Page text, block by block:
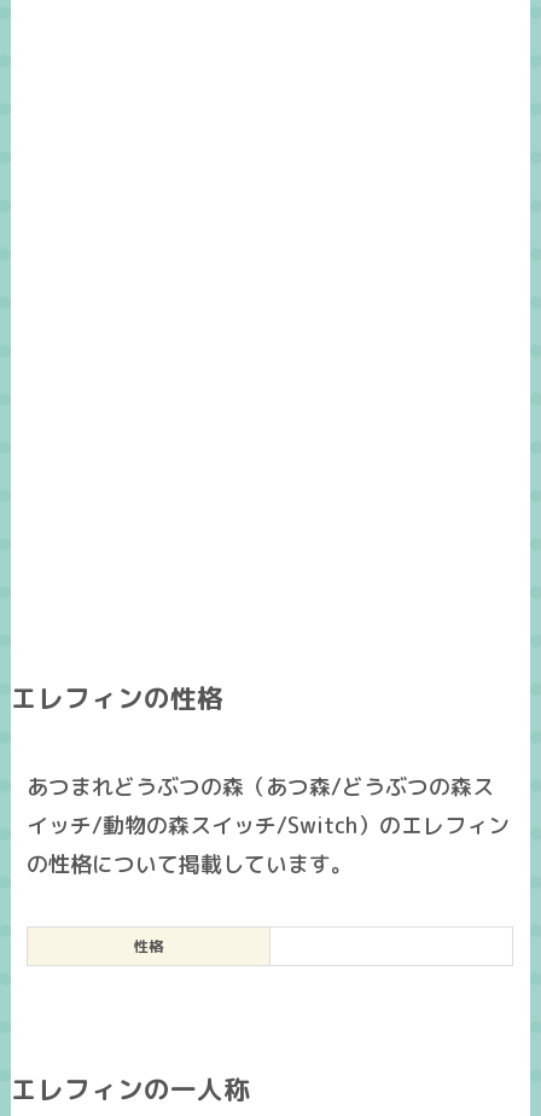
エレフィンの性格
あつまれどうぶつの森（あつ森/どうぶつの森ス
イッチ/動物の森スイッチ/Switch）のエレフィン
の性格について掲載しています。
性格
エレフィンの一人称